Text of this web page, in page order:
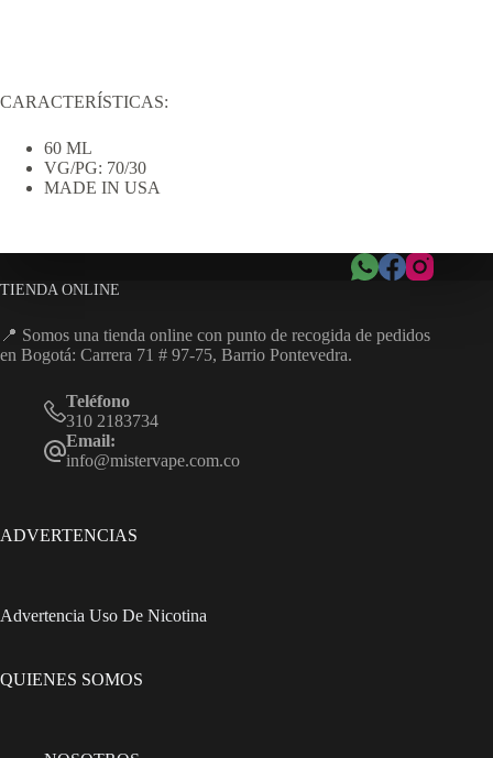
CARACTERÍSTICAS:
60 ML
VG/PG: 70/30
MADE IN USA
TIENDA ONLINE
📍 Somos una tienda online con punto de recogida de pedidos
en Bogotá: Carrera 71 # 97-75, Barrio Pontevedra.
Teléfono
310 2183734
Email:
info@mistervape.com.co
ADVERTENCIAS
Advertencia Uso De Nicotina
QUIENES SOMOS